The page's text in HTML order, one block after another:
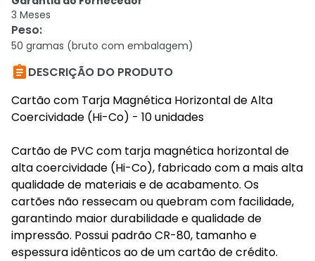
3 Meses
Peso:
50 gramas (bruto com embalagem)
DESCRIÇÃO DO PRODUTO
Cartão com Tarja Magnética Horizontal de Alta
Coercividade (Hi-Co) - 10 unidades
Cartão de PVC com tarja magnética horizontal de
alta coercividade (Hi-Co), fabricado com a mais alta
qualidade de materiais e de acabamento. Os
cartões não ressecam ou quebram com facilidade,
garantindo maior durabilidade e qualidade de
impressão. Possui padrão CR-80, tamanho e
espessura idênticos ao de um cartão de crédito.